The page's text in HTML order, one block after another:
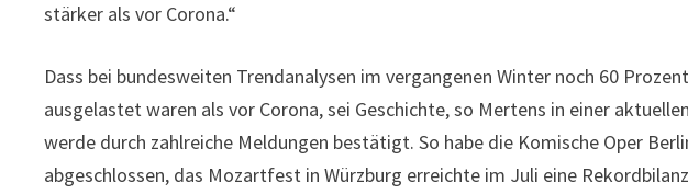
stärker als vor Corona.“
Dass bei bundesweiten Trendanalysen im vergangenen Winter noch 60
ausgelastet waren als vor Corona, sei Geschichte, so Mertens in einer
werde durch zahlreiche Meldungen bestätigt. So habe die Komische Oper
abgeschlossen, das Mozartfest in Würzburg erreichte im Juli eine